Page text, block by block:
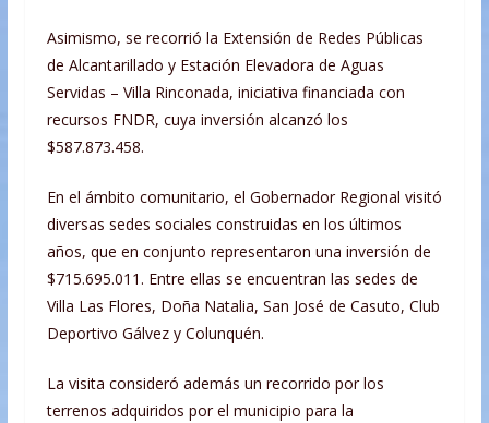
Asimismo, se recorrió la Extensión de Redes Públicas
de Alcantarillado y Estación Elevadora de Aguas
Servidas – Villa Rinconada, iniciativa financiada con
recursos FNDR, cuya inversión alcanzó los
$587.873.458.
En el ámbito comunitario, el Gobernador Regional visitó
diversas sedes sociales construidas en los últimos
años, que en conjunto representaron una inversión de
$715.695.011. Entre ellas se encuentran las sedes de
Villa Las Flores, Doña Natalia, San José de Casuto, Club
Deportivo Gálvez y Colunquén.
La visita consideró además un recorrido por los
terrenos adquiridos por el municipio para la